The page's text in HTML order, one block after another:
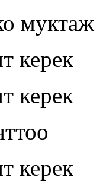
муктаж
керек
керек
керек